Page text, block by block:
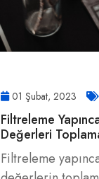
01 Şubat, 2023
Filtreleme
Değerleri
Filtreleme